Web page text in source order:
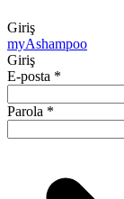
Giriş
myAshampoo
Giriş
E-posta *
Parola *